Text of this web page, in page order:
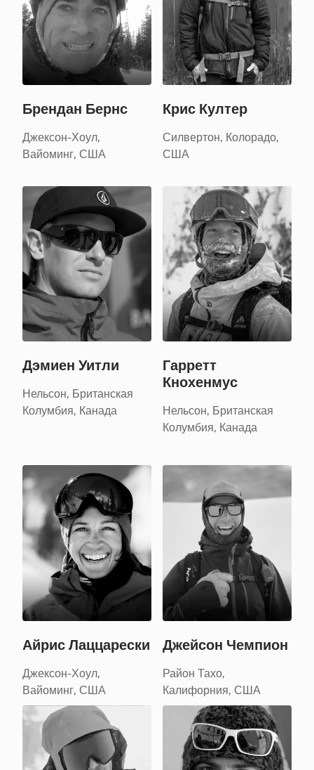
Брендан Бернс
Джексон-Хоул,
Вайоминг, США
Крис Култер
Силвертон, Колорадо,
США
Дэмиен Уитли
Нельсон, Британская
Колумбия, Канада
Гарретт
Кнохенмус
Нельсон, Британская
Колумбия, Канада
Айрис Лаццарески
Джексон-Хоул,
Вайоминг, США
Джейсон Чемпион
Район Тахо,
Калифорния, США